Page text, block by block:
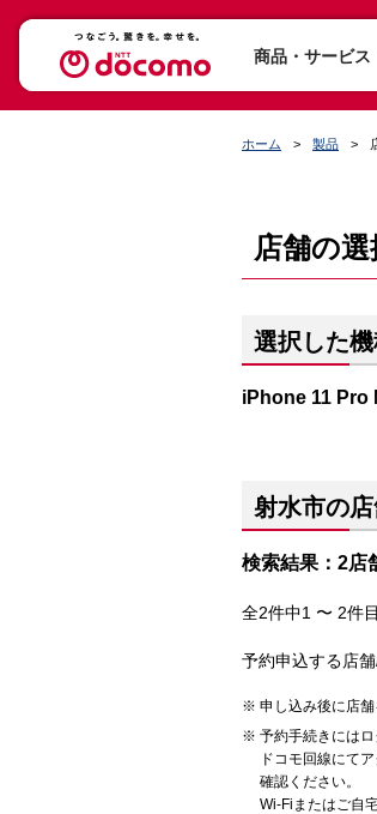
商品・サービス
ホーム 製品
店舗の選
選択した
iPhone 11 Pro
射水市の
検索結果：2店
全2件中1 〜 2件
予約申込する店
申し込み後に店舗
予約手続きにはロ
ドコモ回線にて
確認ください。
Wi-Fiまたはご自